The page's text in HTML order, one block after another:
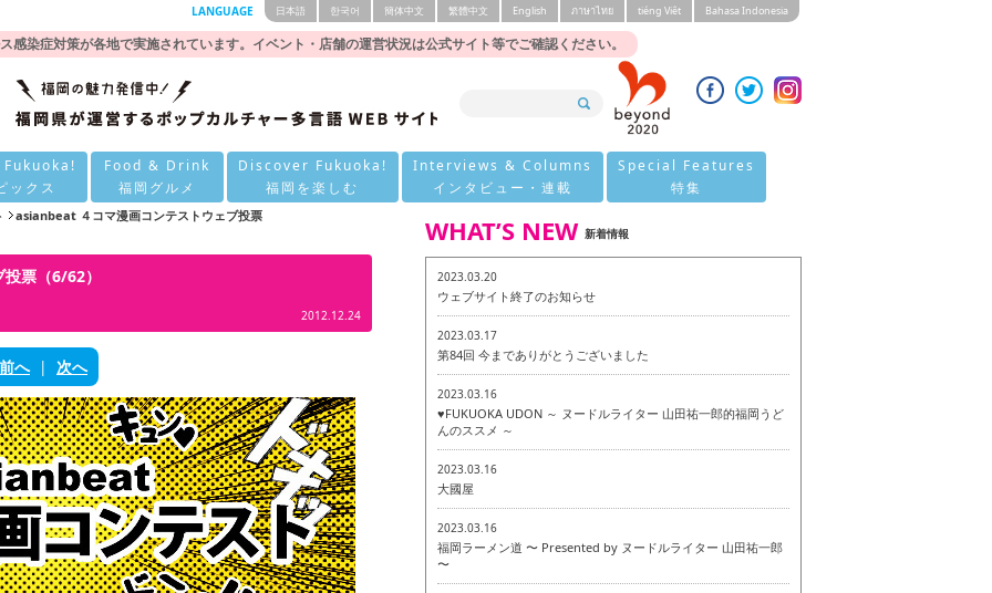
感染症対策が各地で実施されています。イベント・店舗の運営状況は公式サイト等でご確認ください。
LANGUAGE 日本語 한국어 簡体中文 繁體中文 English ภาษาไทย tiéng Viêt Bahasa Indonesia
ックス
Food & Drink
福岡グルメ
Discover Fukuoka!
福岡を楽しむ
Interviews & Columns
インタビュー・連載
Special Features
特集
asianbeat ４コマ漫画コンテストウェブ投票
票（6/62）
2012.12.24
前へ| 次へ
WHAT’S NEW 新着情報
2023.03.20
ウェブサイト終了のお知らせ
2023.03.17
第84回 今までありがとうございました
2023.03.16
♥FUKUOKA UDON ～ ヌードルライター 山田祐一郎的福岡うど
んのススメ ～
2023.03.16
大國屋
2023.03.16
福岡ラーメン道 〜 Presented by ヌードルライター 山田祐一郎
〜